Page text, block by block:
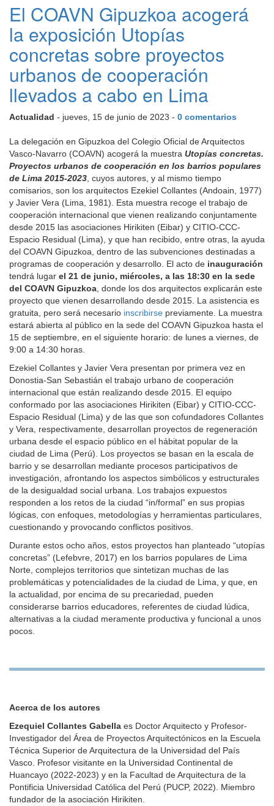
El COAVN Gipuzkoa acogerá
la exposición Utopías
concretas sobre proyectos
urbanos de cooperación
llevados a cabo en Lima
Actualidad - jueves, 15 de junio de 2023 - 0 comentarios
La delegación en Gipuzkoa del Colegio Oficial de Arquitectos
Vasco-Navarro (COAVN) acogerá la muestra Utopías concretas.
Proyectos urbanos de cooperación en los barrios populares
de Lima 2015-2023 , cuyos autores, y al mismo tiempo
comisarios, son los arquitectos Ezekiel Collantes (Andoain, 1977)
y Javier Vera (Lima, 1981). Esta muestra recoge el trabajo de
cooperación internacional que vienen realizando conjuntamente
desde 2015 las asociaciones Hirikiten (Eibar) y CITIO-CCC-
Espacio Residual (Lima), y que han recibido, entre otras, la ayuda
del COAVN Gipuzkoa, dentro de las subvenciones destinadas a
programas de cooperación y desarrollo. El acto de inauguración
tendrá lugar el 21 de junio, miércoles, a las 18:30 en la sede
del COAVN Gipuzkoa , donde los dos arquitectos explicarán este
proyecto que vienen desarrollando desde 2015. La asistencia es
gratuita, pero será necesario inscribirse previamente. La muestra
estará abierta al público en la sede del COAVN Gipuzkoa hasta el
15 de septiembre, en el siguiente horario: de lunes a viernes, de
9:00 a 14:30 horas.
Ezekiel Collantes y Javier Vera presentan por primera vez en
Donostia-San Sebastián el trabajo urbano de cooperación
internacional que están realizando desde 2015. El equipo
conformado por las asociaciones Hirikiten (Eibar) y CITIO-CCC-
Espacio Residual (Lima) y de las que son cofundadores Collantes
y Vera, respectivamente, desarrollan proyectos de regeneración
urbana desde el espacio público en el hábitat popular de la
ciudad de Lima (Perú). Los proyectos se basan en la escala de
barrio y se desarrollan mediante procesos participativos de
investigación, afrontando los aspectos simbólicos y estructurales
de la desigualdad social urbana. Los trabajos expuestos
responden a los retos de la ciudad “in/formal” en sus propias
lógicas, con enfoques, metodologías y herramientas particulares,
cuestionando y provocando conflictos positivos.
Durante estos ocho años, estos proyectos han planteado “utopías
concretas” (Lefebvre, 2017) en los barrios populares de Lima
Norte, complejos territorios que sintetizan muchas de las
problemáticas y potencialidades de la ciudad de Lima, y que, en
la actualidad, por encima de su precariedad, pueden
considerarse barrios educadores, referentes de ciudad lúdica,
alternativas a la ciudad meramente productiva y funcional a unos
pocos.
Acerca de los autores
Ezequiel Collantes Gabella es Doctor Arquitecto y Profesor-
Investigador del Área de Proyectos Arquitectónicos en la Escuela
Técnica Superior de Arquitectura de la Universidad del País
Vasco. Profesor visitante en la Universidad Continental de
Huancayo (2022-2023) y en la Facultad de Arquitectura de la
Pontificia Universidad Católica del Perú (PUCP, 2022). Miembro
fundador de la asociación Hirikiten.